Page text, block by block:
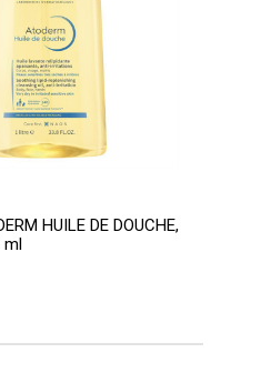
HUILE DE DOUCHE,
ml